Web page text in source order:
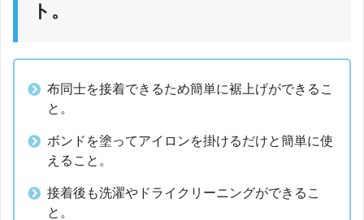
ト。
布同士を接着できるため簡単に裾上げができるこ
と。
ボンドを塗ってアイロンを掛けるだけと簡単に使
えること。
接着後も洗濯やドライクリーニングができるこ
と。